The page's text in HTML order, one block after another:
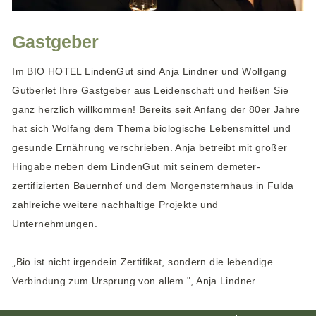
Gastgeber
Im BIO HOTEL LindenGut sind Anja Lindner und Wolfgang
Gutberlet Ihre Gastgeber aus Leidenschaft und heißen Sie
ganz herzlich willkommen! Bereits seit Anfang der 80er Jahre
hat sich Wolfang dem Thema biologische Lebensmittel und
gesunde Ernährung verschrieben. Anja betreibt mit großer
Hingabe neben dem LindenGut mit seinem demeter-
zertifizierten Bauernhof und dem Morgensternhaus in Fulda
zahlreiche weitere nachhaltige Projekte und
Unternehmungen.
„Bio ist nicht irgendein Zertifikat, sondern die lebendige
Verbindung zum Ursprung von allem.", Anja Lindner